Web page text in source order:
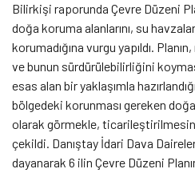
Bilirkişi raporunda Çevre Düzeni
doğa koruma alanlarını, su
korumadığına vurgu yapıldı.
ve bunun sürdürülebilirliğini
esas alan bir yaklaşımla
bölgedeki korunması gereken doğal
olarak görmekle,
çekildi. Danıştay İdari Dava
dayanarak 6 ilin Çevre Düzeni